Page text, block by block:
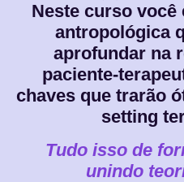
Neste curso você
antropológica
aprofundar na
paciente-
chaves que trarão
setting
Tudo isso de
unindo